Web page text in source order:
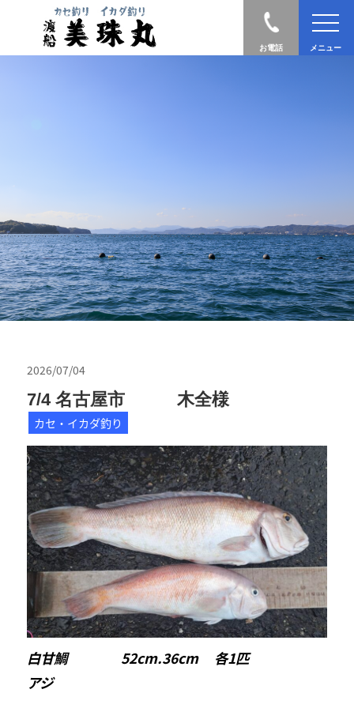
お電話 メニュー
2026/07/04
7/4 名古屋市 木全様
カセ・イカダ釣り
白甘鯛 52cm.36cm 各1匹
アジ